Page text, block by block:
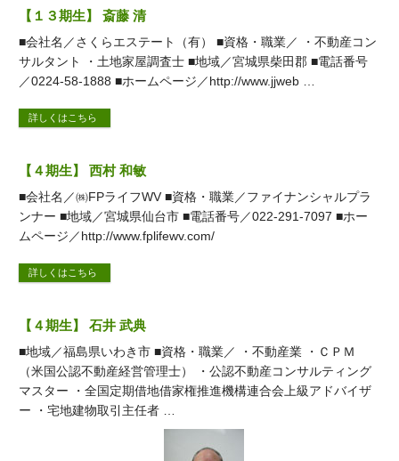
【１３期生】 斎藤 清
■会社名／さくらエステート（有） ■資格・職業／ ・不動産コン
サルタント ・土地家屋調査士 ■地域／宮城県柴田郡 ■電話番号
／0224-58-1888 ■ホームページ／http://www.jjweb …
詳しくはこちら
【４期生】 西村 和敏
■会社名／㈱FPライフWV ■資格・職業／ファイナンシャルプラ
ンナー ■地域／宮城県仙台市 ■電話番号／022-291-7097 ■ホー
ムページ／http://www.fplifewv.com/
詳しくはこちら
【４期生】 石井 武典
■地域／福島県いわき市 ■資格・職業／ ・不動産業 ・ＣＰＭ
（米国公認不動産経営管理士） ・公認不動産コンサルティング
マスター ・全国定期借地借家権推進機構連合会上級アドバイザ
ー ・宅地建物取引主任者 …